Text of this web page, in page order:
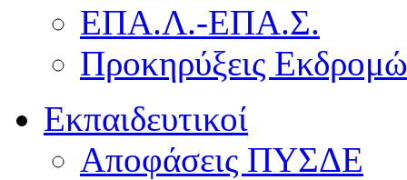
ΕΠΑ.Λ.-ΕΠΑ.Σ.
Προκηρύξεις
Εκπαιδευτικοί
Αποφάσεις ΠΥΣΔΕ